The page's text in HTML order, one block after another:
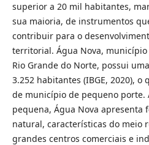
superior a 20 mil habitantes,
sua maioria, de instrumentos
contribuir para o
territorial. Água Nova,
Rio Grande do Norte, possui
3.252 habitantes (IBGE, 2020),
de município de pequeno porte.
pequena, Água Nova apresenta
natural, características do meio
grandes centros comerciais e